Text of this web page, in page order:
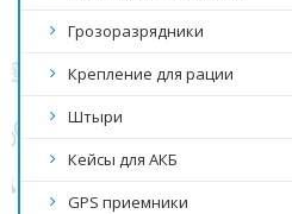
Грозоразрядники
Крепление для рации
Штыри
Кейсы для АКБ
GPS приемники